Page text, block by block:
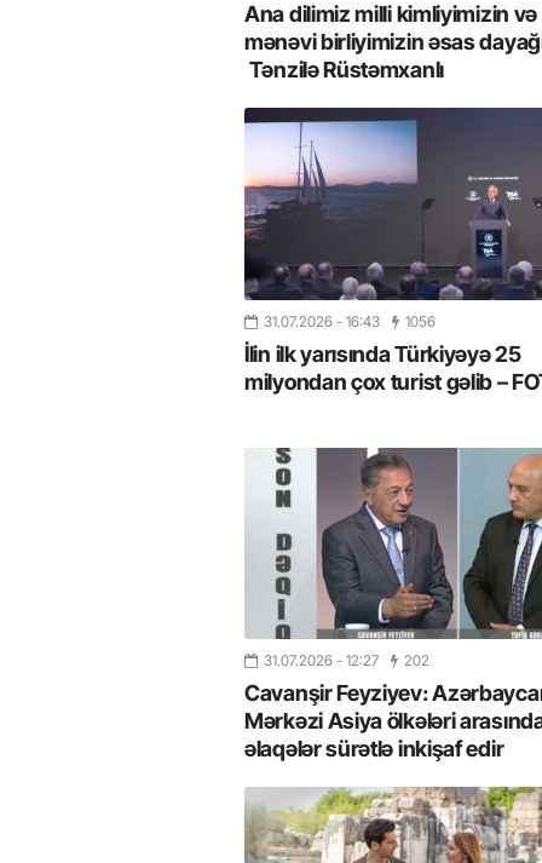
Ana dilimiz milli kimliyimizin və
mənəvi birliyimizin əsas
Tənzilə Rüstəmxanlı
31.07.2026 - 16:43 1056
İlin ilk yarısında Türkiyəyə 25
milyondan çox turist gəlib –
31.07.2026 - 12:27 202
Cavanşir Feyziyev:
Mərkəzi Asiya ölkələri
əlaqələr sürətlə inkişaf edir